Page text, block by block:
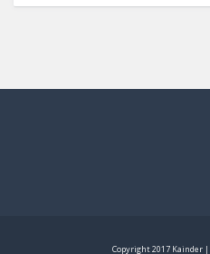
Copyright 2017 Kainder |